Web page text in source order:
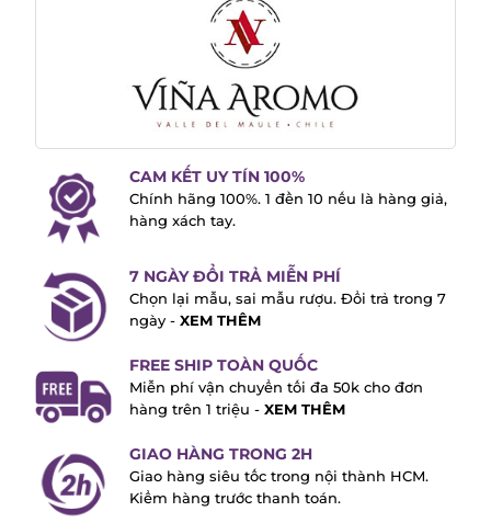
CAM KẾT UY TÍN 100%
Chính hãng 100%. 1 đền 10 nếu là hàng
giả, hàng xách tay.
7 NGÀY ĐỔI TRẢ MIỄN PHÍ
Chọn lại mẫu, sai mẫu rượu. Đổi trả trong
7 ngày -XEM THÊM
FREE SHIP TOÀN QUỐC
Miễn phí vận chuyển tối đa 50k cho đơn
hàng trên 1 triệu -
XEM THÊM
GIAO HÀNG TRONG 2H
Giao hàng siêu tốc trong nội thành HCM.
Kiểm hàng trước thanh toán.